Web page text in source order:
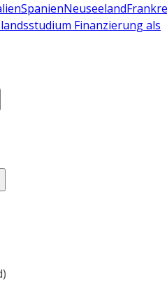
SpanienNeuseeland
Finanzierung als